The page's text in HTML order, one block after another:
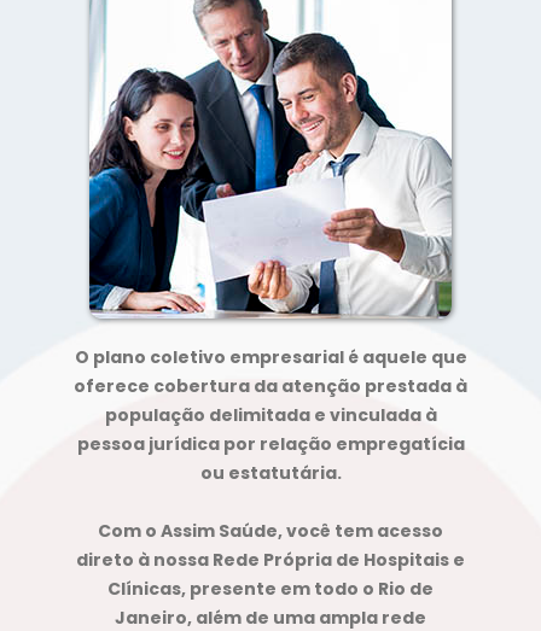
O plano coletivo empresarial é aquele que
oferece cobertura da atenção prestada à
população delimitada e vinculada à
pessoa jurídica por relação empregatícia
ou estatutária.
Com o Assim Saúde, você tem acesso
direto à nossa Rede Própria de Hospitais e
Clínicas, presente em todo o Rio de
Janeiro, além de uma ampla rede